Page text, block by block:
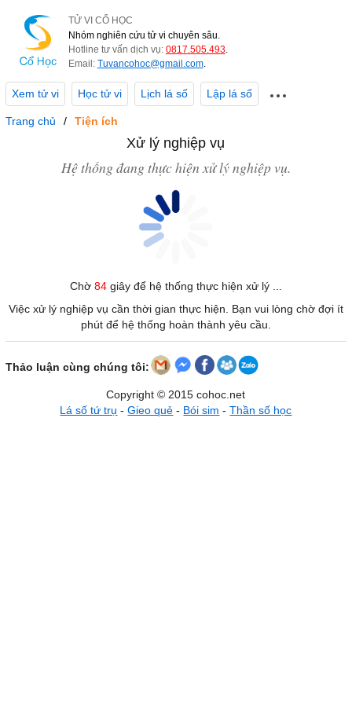
TỬ VI CỔ HỌC
Nhóm nghiên cứu tử vi chuyên sâu.
Hotline tư vấn dịch vụ: 0817.505.493.
Email: Tuvancohoc@gmail.com.
Xem tử vi Học tử vi Lịch lá số Lập lá số
Trang chủ Tiện ích
Xử lý nghiệp vụ
Hệ thống đang thực hiện xử lý nghiệp vụ.
Chờ 84giây để hệ thống thực hiện xử lý ...
Việc xử lý nghiệp vụ cần thời gian thực hiện. Bạn vui lòng chờ đợi ít
phút để hệ thống hoàn thành yêu cầu.
Thảo luận cùng chúng tôi:
Copyright © 2015 cohoc.net
Lá số tứ trụ -Gieo quẻ - Bói sim -Thần số học